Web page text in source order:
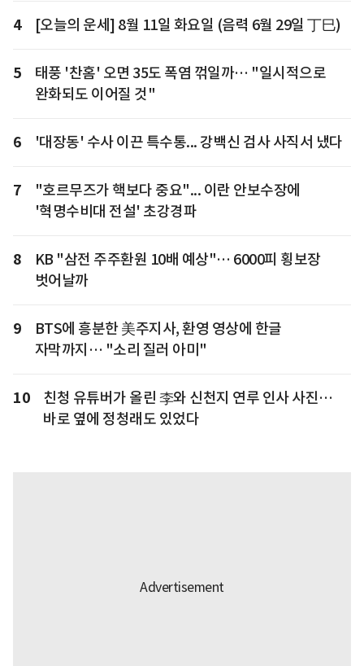
4 [오늘의 운세] 8월 11일 화요일 (음력 6월 29일 丁巳)
5
태풍 '찬홈' 오면 35도 폭염 꺾일까… "일시적으로
완화되도 이어질 것"
6 '대장동' 수사 이끈 특수통... 강백신 검사 사직서 냈다
7
"호르무즈가 핵보다 중요"... 이란 안보수장에
'혁명수비대 전설' 초강경파
8
KB "삼전 주주환원 10배 예상"… 6000피 횡보장
벗어날까
9
BTS에 흥분한 美주지사, 환영 영상에 한글
자막까지… "소리 질러 아미"
10
친청 유튜버가 올린 李와 신천지 연루 인사 사진…
바로 옆에 정청래도 있었다